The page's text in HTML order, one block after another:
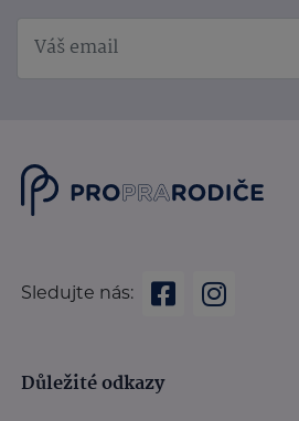
Sledujte nás:
Důležité odkazy